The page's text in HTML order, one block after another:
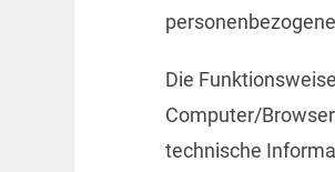
Die
Computer/
technische